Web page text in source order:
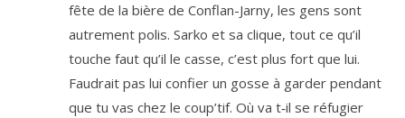
fête de la bière de Conflan-Jarny, les gens sont
autre­ment polis. Sarko et sa clique, tout ce qu’il
touche faut qu’il le casse, c’est plus fort que lui.
Faudrait pas lui confier un gosse à gar­der pen­dant
que tu vas chez le coup’­tif. Où va t‑il se réfu­gier